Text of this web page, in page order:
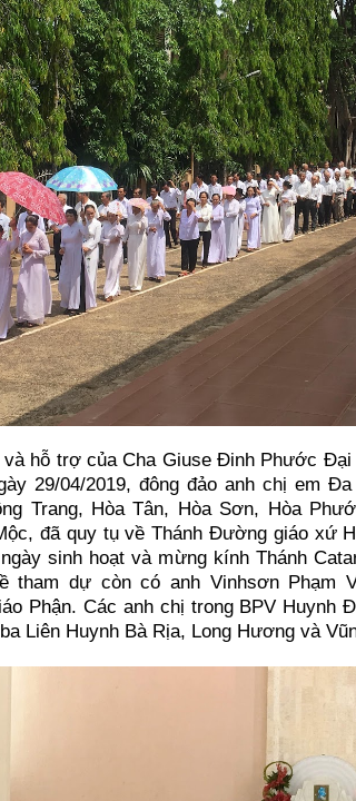
hỗ trợ của Cha Giuse Đinh Phước Đại
29/04/2019, đông đảo anh chị em
Trang, Hòa Tân, Hòa Sơn, Hòa
đã quy tụ về Thánh Đường giáo xứ
sinh hoạt và mừng kính Thánh
tham dự còn có anh Vinhsơn Phạm
Phận. Các anh chị trong BPV Huynh
Liên Huynh Bà Rịa, Long Hương và